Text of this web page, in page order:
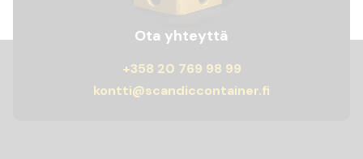
Ota yhteyttä
+358 20 769 98 99
kontti@scandiccontainer.fi